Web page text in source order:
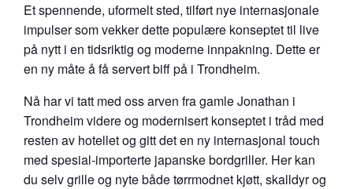
Et spennende, uformelt sted, tilført nye internasjonale
impulser som vekker dette populære konseptet til live
på nytt i en tidsriktig og moderne innpakning. Dette er
en ny måte å få servert biff på i Trondheim.
Nå har vi tatt med oss arven fra gamle Jonathan i
Trondheim videre og modernisert konseptet i tråd med
resten av hotellet og gitt det en ny internasjonal touch
med spesial-importerte japanske bordgriller. Her kan
du selv grille og nyte både tørrmodnet kjøtt, skalldyr og